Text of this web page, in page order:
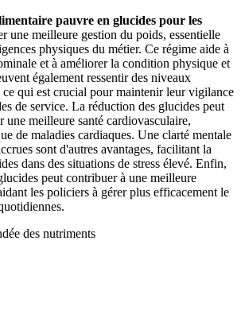
pauvre en glucides pour les
une meilleure gestion du poids, essentielle
physiques du métier. Ce régime aide à
et à améliorer la condition physique et
également ressentir des niveaux
ce qui est crucial pour maintenir leur vigilance
de service. La réduction des glucides peut
une meilleure santé cardiovasculaire,
de maladies cardiaques. Une clarté mentale
sont d'autres avantages, facilitant la
dans des situations de stress élevé. Enfin,
peut contribuer à une meilleure
les policiers à gérer plus efficacement le
des nutriments